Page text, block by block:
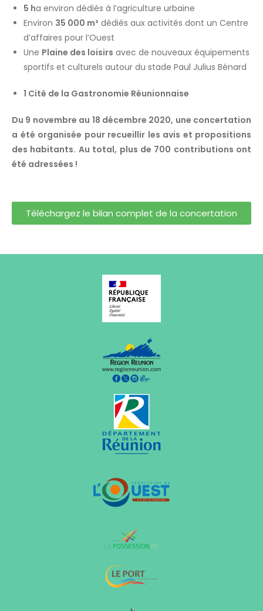
5 ha environ dédiés à l’agriculture urbaine
Environ 35 000 m² dédiés aux activités dont un Centre
d’affaires pour l’Ouest
Une Plaine des loisirs avec de nouveaux équipements
sportifs et culturels autour du stade Paul Julius Bénard
1 Cité de la Gastronomie Réunionnaise
Du 9 novembre au 18 décembre 2020, une concertation
a été organisée pour recueillir les avis et propositions
des habitants. Au total, plus de 700 contributions ont
été adressées !
Téléchargez le bilan complet de la concertation